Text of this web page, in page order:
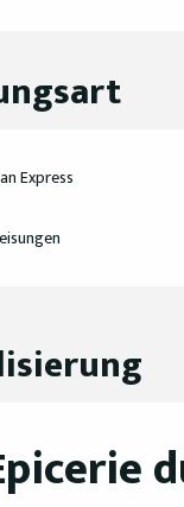
Express